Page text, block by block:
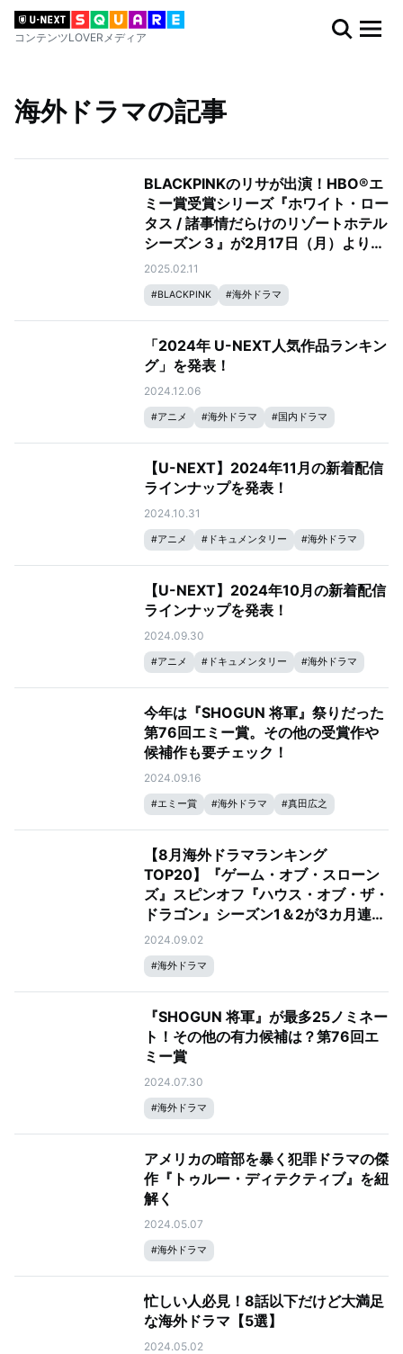
コンテンツLOVERメディア
海外ドラマの記事
BLACKPINKのリサが出演！HBO®エ
ミー賞受賞シリーズ『ホワイト・ロー
タス / 諸事情だらけのリゾートホテル
シーズン３』が2月17日（月）よりU-
NEXTにて本国同時・独占配信！
2025.02.11
#BLACKPINK #海外ドラマ
「2024年 U-NEXT人気作品ランキン
グ」を発表！
2024.12.06
#アニメ #海外ドラマ #国内ドラマ
【U-NEXT】2024年11月の新着配信
ラインナップを発表！
2024.10.31
#アニメ # ドキュメンタリー #海外ドラマ
#ライブ配信 # 格闘技 #映画
音楽
#
サッカー #洋画
【U-NEXT】2024年10月の新着配信
ラインナップを発表！
2024.09.30
#アニメ # ドキュメンタリー #海外ドラマ
#
ライブ配信 #格闘技 #映画 #音楽
#サッカー # バラエティ
今年は『SHOGUN 将軍』祭りだった
第76回エミー賞。その他の受賞作や
候補作も要チェック！
2024.09.16
#エミー賞 #海外ドラマ #真田広之
【8月海外ドラマランキング
TOP20】『ゲーム・オブ・スローン
ズ』スピンオフ『ハウス・オブ・ザ・
ドラゴン』シーズン1＆2が3カ月連続
のTOP2
2024.09.02
#海外ドラマ
『SHOGUN 将軍』が最多25ノミネー
ト！その他の有力候補は？第76回エ
ミー賞
2024.07.30
#海外ドラマ
アメリカの暗部を暴く犯罪ドラマの傑
作『トゥルー・ディテクティブ』を紐
解く
2024.05.07
#海外ドラマ
忙しい人必見！8話以下だけど大満足
な海外ドラマ【5選】
2024.05.02